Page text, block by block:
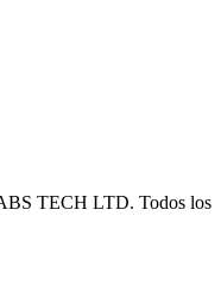
TECH LTD. Todos los